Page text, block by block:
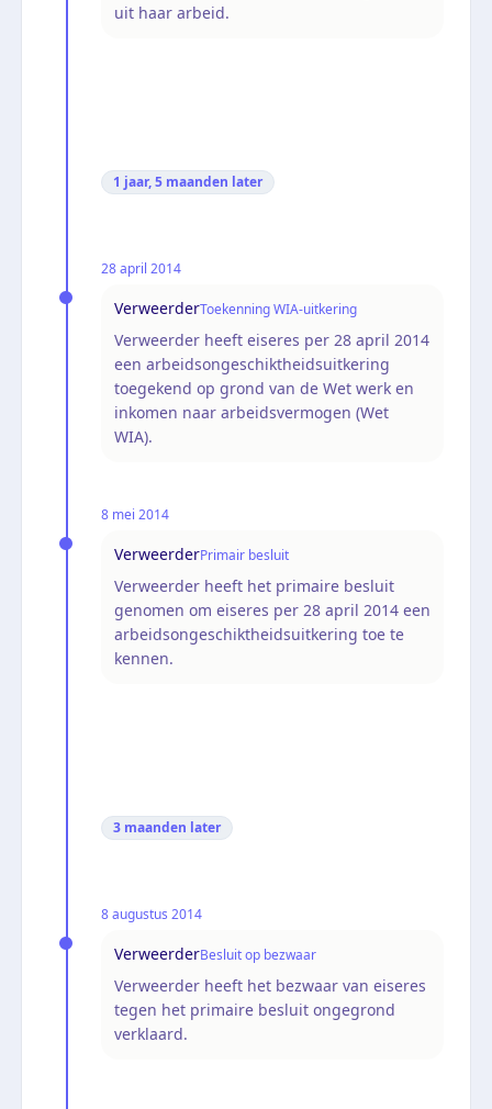
uit haar arbeid.
1 jaar, 5 maanden later
28 april 2014
VerweerderToekenning WIA-uitkering
Verweerder heeft eiseres per 28 april 2014
een arbeidsongeschiktheidsuitkering
toegekend op grond van de Wet werk en
inkomen naar arbeidsvermogen (Wet
WIA).
8 mei 2014
VerweerderPrimair besluit
Verweerder heeft het primaire besluit
genomen om eiseres per 28 april 2014 een
arbeidsongeschiktheidsuitkering toe te
kennen.
3 maanden later
8 augustus 2014
VerweerderBesluit op bezwaar
Verweerder heeft het bezwaar van eiseres
tegen het primaire besluit ongegrond
verklaard.